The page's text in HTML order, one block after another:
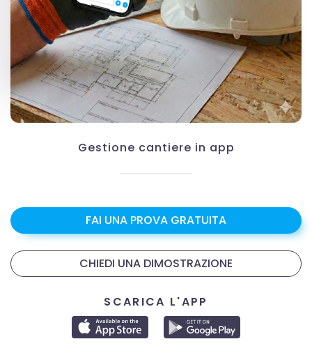
Gestione cantiere in app
FAI UNA PROVA GRATUITA
CHIEDI UNA DIMOSTRAZIONE
SCARICA L'APP